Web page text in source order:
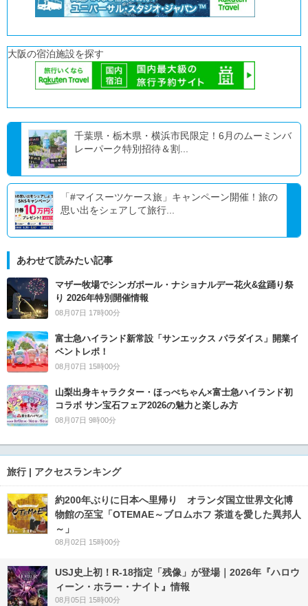
大阪の宿泊施設を探す
千葉県・栃木県・横浜市民限定！6月のムーミンバ
レーパーク特別招待＆割...
「#マイスーツケース旅」キャンペーン開催！旅の
思い出をシェアして旅行...
あわせて読みたい記事
マザー牧場でシンガポール・ナショナルデー花火&盆踊り祭
り 2026年特別開催情報
08月07日 17時00分
富士急ハイランド新常設「サンエックス パラダイス」開業イ
ベントレポ！
08月07日 15時00分
山梨出身キャラクター・ほっぺちゃん×富士急ハイランド初
コラボ サン宝石フェア2026の魅力と楽しみ方
08月07日 9時00分
旅行 | アクセスランキング
約200年ぶりに日本へ里帰り オランダ国立世界文化博
物館の至宝「OTEMAE～ブロムホフ 茶道を愛した異邦人
～」
08月02日 15時00分
USJ史上初！R-18指定「残像」が登場｜2026年『ハロウ
ィーン・ホラー・ナイト』情報
08月05日 15時00分